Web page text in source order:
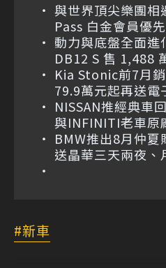
與世界頂尖樂團
Pass 白金會員優
動力與底盤全面
DB12 S 售 1,488
Kia Stonic前7月
79.9萬元起再送電
NISSAN推經典車
與INFINITI老車原
BMW推出8月仲
送晶華三天兩夜、
新車